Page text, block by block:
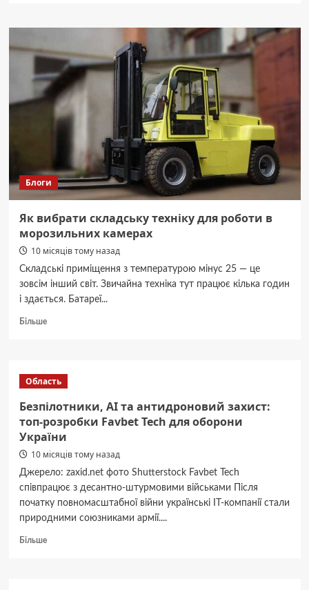
Блоги
Як вибрати складську техніку для роботи в
морозильних камерах
10 місяців тому назад
Складські приміщення з температурою мінус 25 — це
зовсім інший світ. Звичайна техніка тут працює кілька годин
і здається. Батареї...
БільшеДокладніше
техніку
роботи
в
морозильних
камерах
Область
Безпілотники, AI та антидроновий захист:
топ-розробки Favbet Tech для оборони
України
10 місяців тому назад
Джерело: zaxid.net фото Shutterstock Favbet Tech
співпрацює з десантно-штурмовими військами Після
початку повномасштабної війни українські ІТ-компанії стали
природними союзниками армії....
БільшеДокладніше